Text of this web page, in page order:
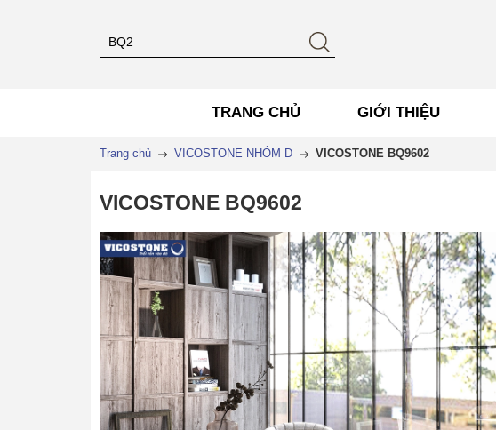
TRANG CHỦ GIỚI THIỆU
Trang chủ VICOSTONE NHÓM D VICOSTONE BQ9602
VICOSTONE BQ9602